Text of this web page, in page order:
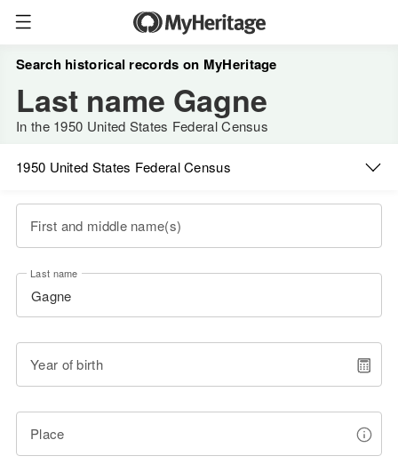
Search historical records on MyHeritage
Last name Gagne
In the 1950 United States Federal Census
1950 United States Federal Census
First and middle name(s)
Last name
Year of birth
Place